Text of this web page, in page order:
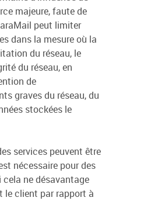
majeure, faute de
peut limiter
dans la mesure où la
du réseau, le
du réseau, en
de
graves du réseau, du
stockées le
services peuvent être
nécessaire pour des
ne désavantage
le client par rapport à